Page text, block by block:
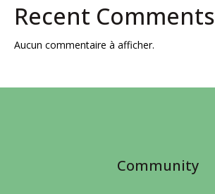
Recent Comments
Aucun commentaire à afficher.
Community